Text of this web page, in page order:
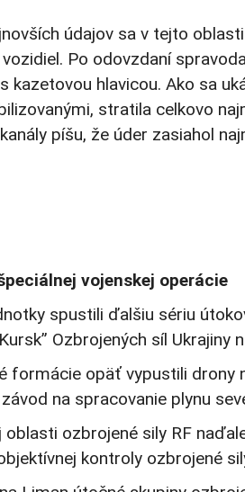
údajov sa v tejto
Po odovzdaní
kazetovou hlavicou. Ako sa
stratila celkovo
píšu, že úder zasiahol
vojenskej operácie
spustili ďalšiu sériu
Ozbrojených síl
formácie opäť vypustili drony
na spracovanie plynu
oblasti ozbrojené sily RF
kontroly ozbrojené